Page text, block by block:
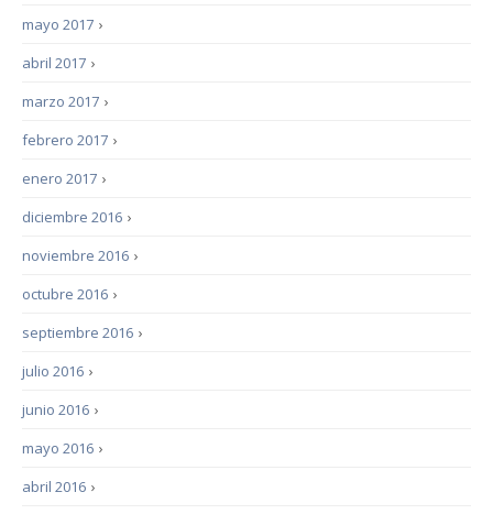
›
mayo 2017
›
abril 2017
›
marzo 2017
›
febrero 2017
›
enero 2017
›
diciembre 2016
›
noviembre 2016
›
octubre 2016
›
septiembre 2016
›
julio 2016
›
junio 2016
›
mayo 2016
›
abril 2016